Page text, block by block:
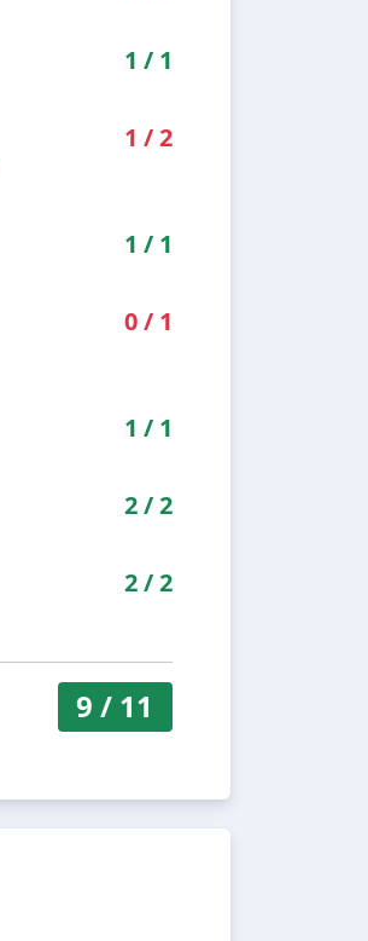
1 / 1
1 /2
1 / 1
0/ 1
1 / 1
2/2
2/2
9 / 11